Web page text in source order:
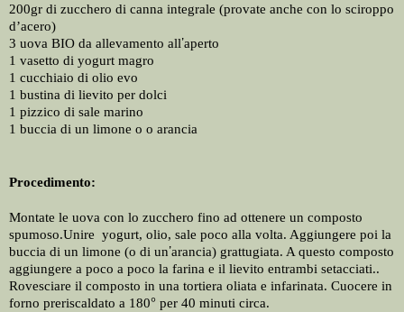
200gr di zucchero di canna integrale (provate anche con lo sciroppo
d’acero)
3 uova BIO da allevamento all’aperto
1 vasetto di yogurt magro
1 cucchiaio di olio evo
1 bustina di lievito per dolci
1 pizzico di sale marino
1 buccia di un limone o o arancia
Procedimento:
Montate le uova con lo zucchero fino ad ottenere un composto
spumoso.Unire  yogurt, olio, sale poco alla volta. Aggiungere poi la
buccia di un limone (o di un’arancia) grattugiata. A questo composto
aggiungere a poco a poco la farina e il lievito entrambi setacciati..
Rovesciare il composto in una tortiera oliata e infarinata. Cuocere in
forno preriscaldato a 180° per 40 minuti circa.